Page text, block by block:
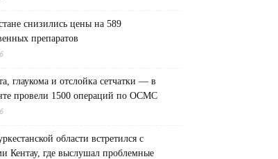
снизились цены на 589
препаратов
глаукома и отслойка сетчатки — в
провели 1500 операций по ОСМС
области встретился с
Кентау, где выслушал проблемные